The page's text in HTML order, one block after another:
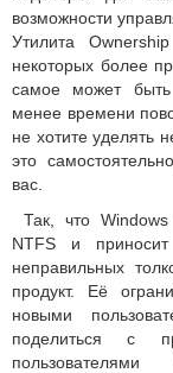
возможности
Утилита
некоторых более
самое может быть
менее времени
не хотите уделять
это
вас.
Так, что
NTFS и
неправильных
продукт. Её
новыми
поделиться с